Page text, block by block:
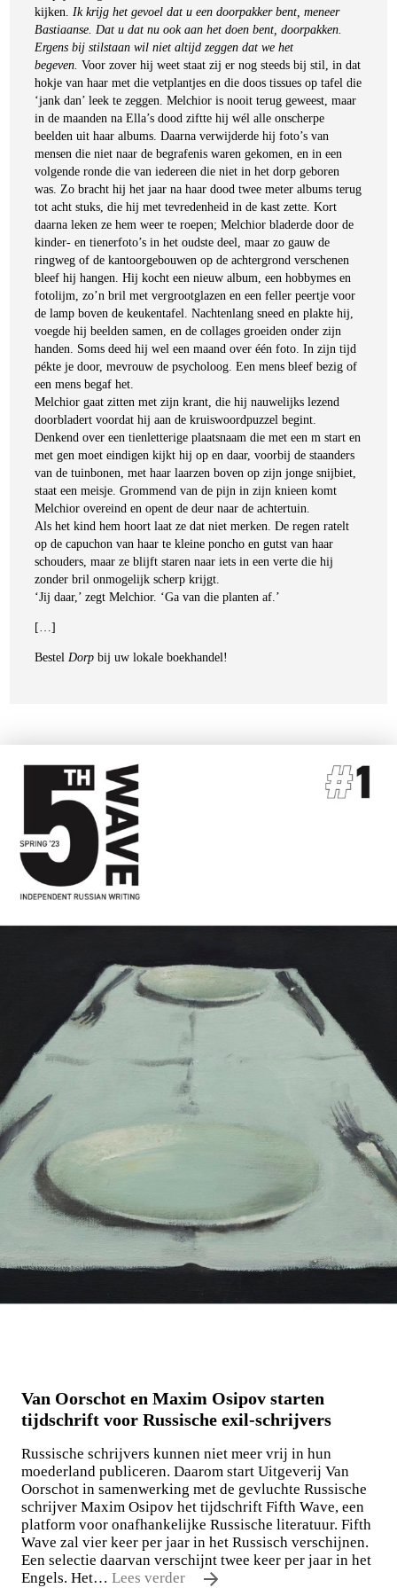
kijken. Ik krijg het gevoel dat u een doorpakker bent, meneer
Bastiaanse. Dat u dat nu ook aan het doen bent, doorpakken.
Ergens bij stilstaan wil niet altijd zeggen dat we het
begeven. Voor zover hij weet staat zij er nog steeds bij stil, in dat
hokje van haar met die vetplantjes en die doos tissues op tafel die
‘jank dan’ leek te zeggen. Melchior is nooit terug geweest, maar
in de maanden na Ella’s dood ziftte hij wél alle onscherpe
beelden uit haar albums. Daarna verwijderde hij foto’s van
mensen die niet naar de begrafenis waren gekomen, en in een
volgende ronde die van iedereen die niet in het dorp geboren
was. Zo bracht hij het jaar na haar dood twee meter albums terug
tot acht stuks, die hij met tevredenheid in de kast zette. Kort
daarna leken ze hem weer te roepen; Melchior bladerde door de
kinder- en tienerfoto’s in het oudste deel, maar zo gauw de
ringweg of de kantoorgebouwen op de achtergrond verschenen
bleef hij hangen. Hij kocht een nieuw album, een hobbymes en
fotolijm, zo’n bril met vergrootglazen en een feller peertje voor
de lamp boven de keukentafel. Nachtenlang sneed en plakte hij,
voegde hij beelden samen, en de collages groeiden onder zijn
handen. Soms deed hij wel een maand over één foto. In zijn tijd
pékte je door, mevrouw de psycholoog. Een mens bleef bezig of
een mens begaf het.
Melchior gaat zitten met zijn krant, die hij nauwelijks lezend
doorbladert voordat hij aan de kruiswoordpuzzel begint.
Denkend over een tienletterige plaatsnaam die met een m start en
met gen moet eindigen kijkt hij op en daar, voorbij de staanders
van de tuinbonen, met haar laarzen boven op zijn jonge snijbiet,
staat een meisje. Grommend van de pijn in zijn knieen komt
Melchior overeind en opent de deur naar de achtertuin.
Als het kind hem hoort laat ze dat niet merken. De regen ratelt
op de capuchon van haar te kleine poncho en gutst van haar
schouders, maar ze blijft staren naar iets in een verte die hij
zonder bril onmogelijk scherp krijgt.
‘Jij daar,’ zegt Melchior. ‘Ga van die planten af.’
[…]
Bestel Dorpbij uw lokale boekhandel!
Van Oorschot en Maxim Osipov starten
tijdschrift voor Russische exil-schrijvers
Russische schrijvers kunnen niet meer vrij in hun
moederland publiceren. Daarom start Uitgeverij Van
Oorschot in samenwerking met de gevluchte Russische
schrijver Maxim Osipov het tijdschrift Fifth Wave, een
platform voor onafhankelijke Russische literatuur. Fifth
Wave zal vier keer per jaar in het Russisch verschijnen.
Een selectie daarvan verschijnt twee keer per jaar in het
Engels. Het… Lees verder